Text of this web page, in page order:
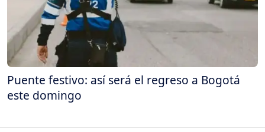
Puente festivo: así será el regreso a Bogotá
este domingo